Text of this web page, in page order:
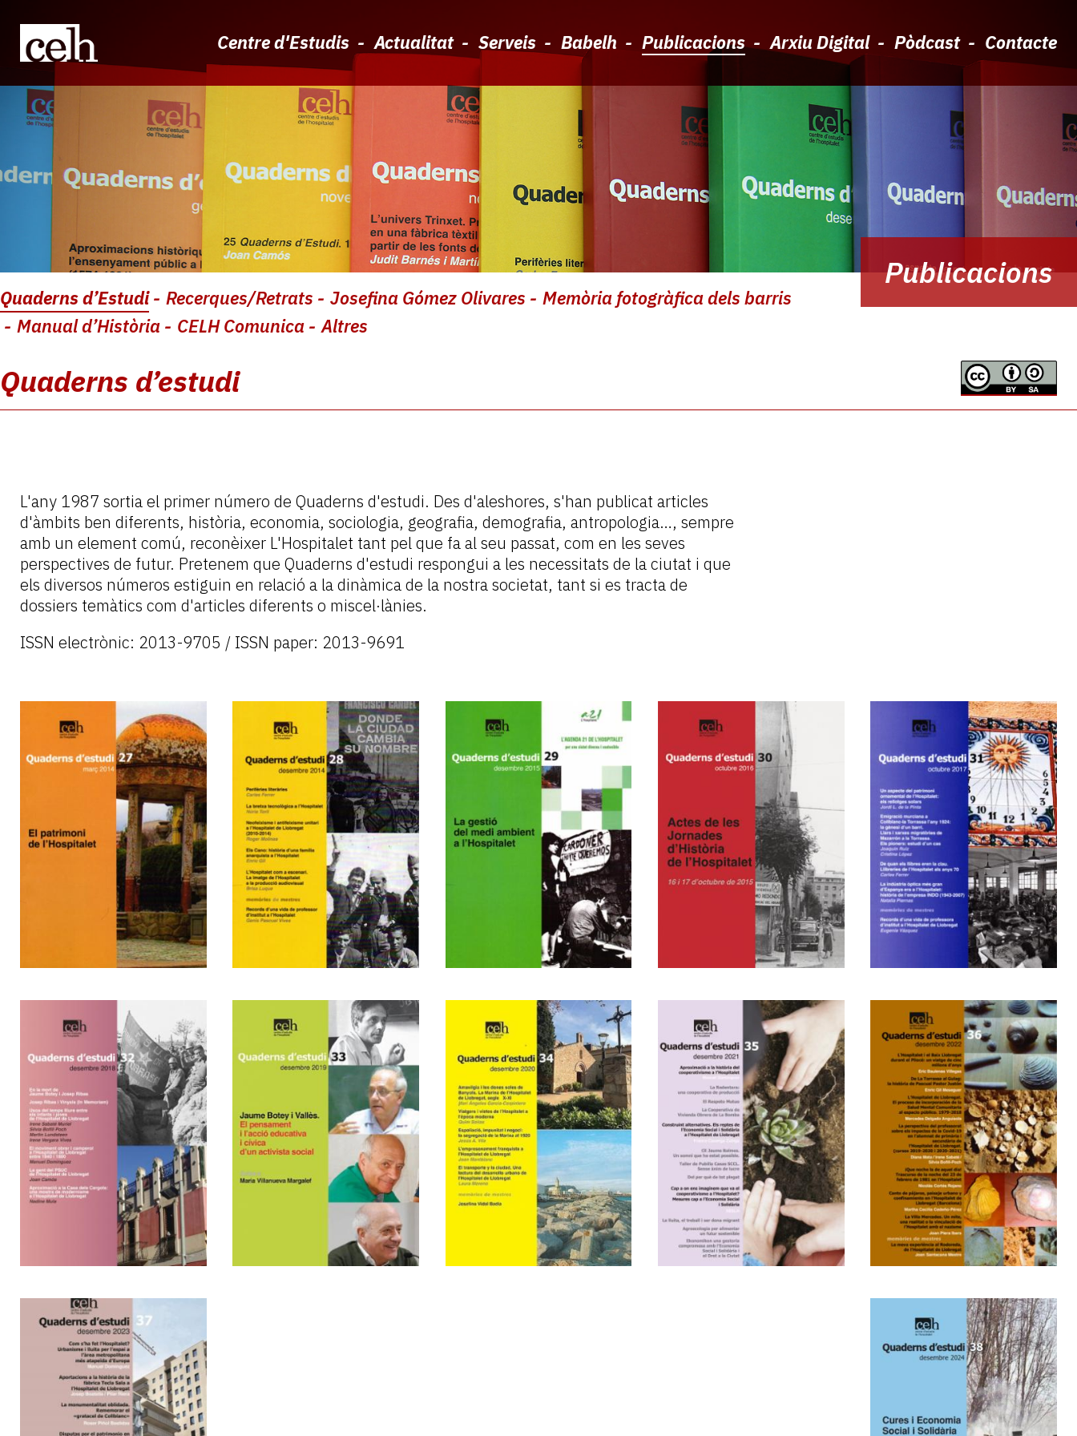
contingut
Centre d'Estudis Actualitat Serveis Babelh Publicacions Arxiu Digital Pòdcast Contacte
Publicacions
Navegació
principal:
nivell
Quaderns d’Estudi Recerques/Retrats Josefina Gómez Olivares
Memòria fotogràfica dels barris
Manual d’Història
CELH Comunica Altres
Quaderns d’estudi
L'any 1987 sortia el primer número de Quaderns d'estudi. Des d'aleshores, s'han publicat articles
d'àmbits ben diferents, història, economia, sociologia, geografia, demografia, antropologia…, sempre
amb un element comú, reconèixer L'Hospitalet tant pel que fa al seu passat, com en les seves
perspectives de futur. Pretenem que Quaderns d'estudi respongui a les necessitats de la ciutat i que
els diversos números estiguin en relació a la dinàmica de la nostra societat, tant si es tracta de
dossiers temàtics com d'articles diferents o miscel·lànies.
ISSN electrònic: 2013-9705 / ISSN paper: 2013-9691
El patrimoni de
l'Hospitalet
Miscel·lània
28
La gestió del
medi ambient a
l'Hospitalet
Actes de les
Jornades
d'Història de
l'Hospitalet
Miscel·lània
31
Miscel·lània
Jaume Botey. El
pensament i
educativa i
cívica d'un
activista local
Miscel·lània
34
Cooperativisme
35
Miscel·lània
36
Urbanisme
Cures i
Economia Social
i Solidàira a
l'Hospitalet